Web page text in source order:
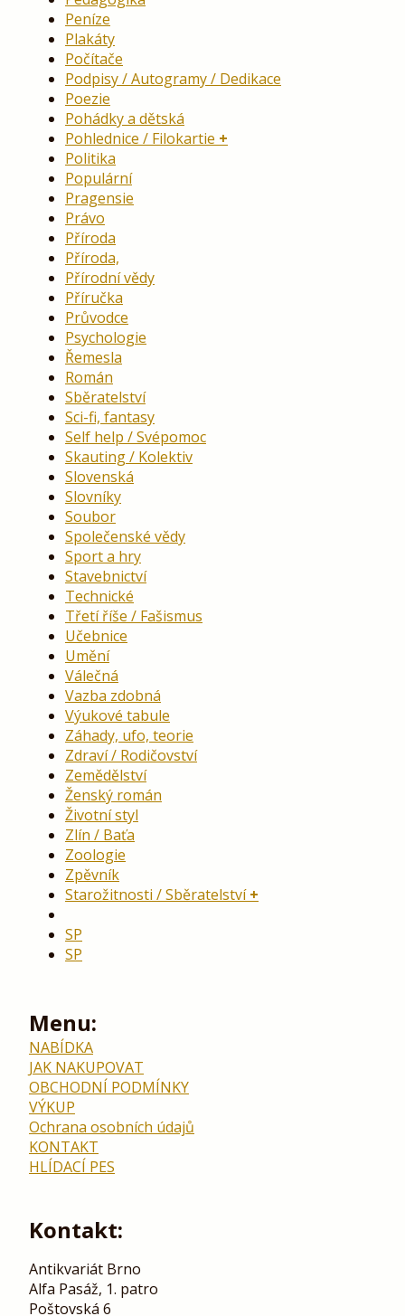
Peníze
Plakáty
Počítače
Podpisy / Autogramy / Dedikace
Poezie
Pohádky a dětská
Pohlednice / Filokartie
Politika
Populární
Pragensie
Právo
Příroda
Příroda,
Přírodní vědy
Příručka
Průvodce
Psychologie
Řemesla
Román
Sběratelství
Sci-fi, fantasy
Self help / Svépomoc
Skauting / Kolektiv
Slovenská
Slovníky
Soubor
Společenské vědy
Sport a hry
Stavebnictví
Technické
Třetí říše / Fašismus
Učebnice
Umění
Válečná
Vazba zdobná
Výukové tabule
Záhady, ufo, teorie
Zdraví / Rodičovství
Zemědělství
Ženský román
Životní styl
Zlín / Baťa
Zoologie
Zpěvník
Starožitnosti / Sběratelství
SP
SP
Menu:
NABÍDKA
JAK NAKUPOVAT
OBCHODNÍ PODMÍNKY
VÝKUP
Ochrana osobních údajů
KONTAKT
HLÍDACÍ PES
Kontakt:
Antikvariát Brno
Alfa Pasáž, 1. patro
Poštovská 6